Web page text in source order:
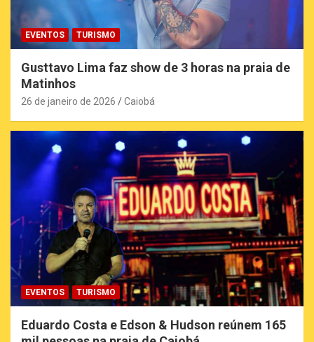
EVENTOS TURISMO
Gusttavo Lima faz show de 3 horas na praia de
Matinhos
26 de janeiro de 2026 Caiobá
EVENTOS TURISMO
Eduardo Costa e Edson & Hudson reúnem 165